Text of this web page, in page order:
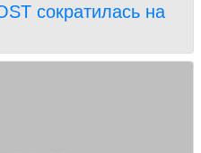
сократилась на